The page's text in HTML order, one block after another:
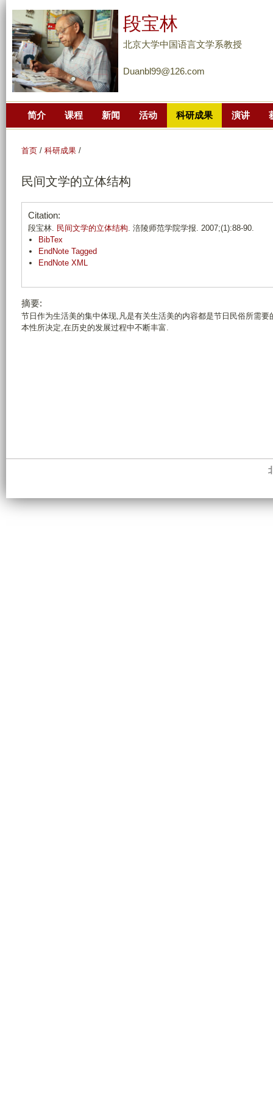
主
段宝林
北京大学中国语言文学系教授
Duanbl99@126.com
简介 课程 新闻 活动 科研成果 演讲
首页 / 科研成果 /
民间文学的立体结构
Citation:
段宝林. 民间文学的立体结构. 涪陵师范学院学报. 2007;(1):88-90.
BibTex
EndNote Tagged
EndNote XML
摘要:
节日作为生活美的集中体现,凡是有关生活美的内容都是节日民俗所需
本性所决定,在历史的发展过程中不断丰富.